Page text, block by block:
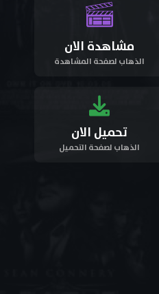
مشاهدة الان
الذهاب لصفحة المشاهدة
تحميل الان
الذهاب لصفحة التحميل